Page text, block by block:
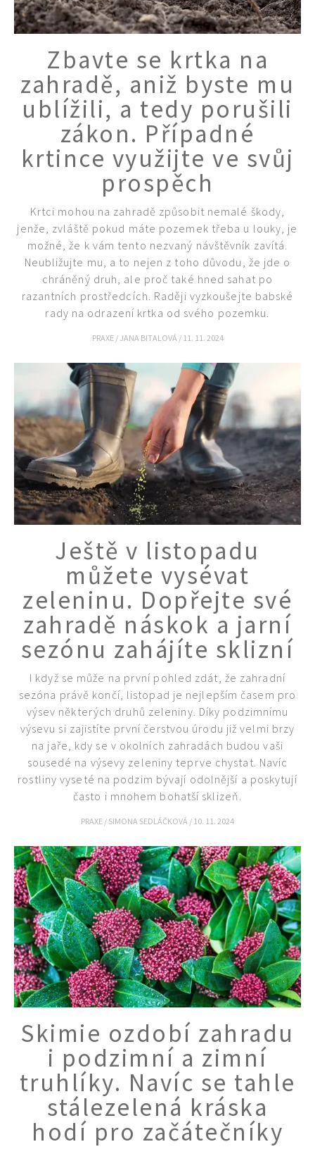
Naše krásná zahrada
Objednat >
Naše krásná zahrada Speciál
74 Kč
Objednat >
Zbavte se krtka na
zahradě, aniž byste mu
ublížili, a tedy porušili
zákon. Případné
krtince využijte ve svůj
prospěch
Krtci mohou na zahradě způsobit nemalé škody,
jenže, zvláště pokud máte pozemek třeba u louky, je
možné, že k vám tento nezvaný návštěvník zavítá.
Neubližujte mu, a to nejen z toho důvodu, že jde o
chráněný druh, ale proč také hned sahat po
razantních prostředcích. Raději vyzkoušejte babské
rady na odrazení krtka od svého pozemku.
PRAXE / JANA BITALOVÁ / 11. 11. 2024
Ještě v listopadu
můžete vysévat
zeleninu. Dopřejte své
zahradě náskok a jarní
sezónu zahájíte sklizní
I když se může na první pohled zdát, že zahradní
sezóna právě končí, listopad je nejlepším časem pro
výsev některých druhů zeleniny. Díky podzimnímu
výsevu si zajistíte první čerstvou úrodu již velmi brzy
na jaře, kdy se v okolních zahradách budou vaši
sousedé na výsevy zeleniny teprve chystat. Navíc
rostliny vyseté na podzim bývají odolnější a poskytují
často i mnohem bohatší sklizeň.
PRAXE / SIMONA SEDLÁČKOVÁ / 10. 11. 2024
Skimie ozdobí zahradu
i podzimní a zimní
truhlíky. Navíc se tahle
stálezelená kráska
hodí pro začátečníky